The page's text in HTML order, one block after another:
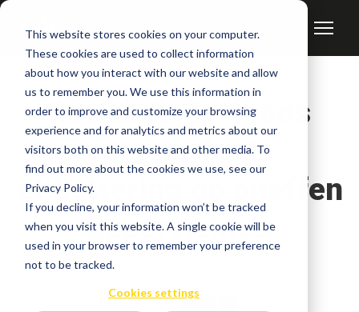
This website stores cookies on your computer.
These cookies are used to collect information
about how you interact with our website and allow
us to remember you. We use this information in
order to improve and customize your browsing
experience and for analytics and metrics about our
visitors both on this website and other media. To
find out more about the cookies we use, see our
Privacy Policy.
If you decline, your information won’t be tracked
when you visit this website. A single cookie will be
used in your browser to remember your preference
not to be tracked.
Cookies settings
Evolabel: Softpads
voor perfecte
etikettering op oneffen
oppervlaktes